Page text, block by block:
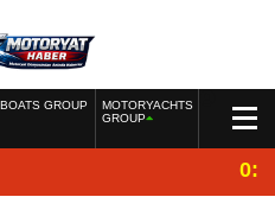
GROUP
MOTORYACHTS
GROUP